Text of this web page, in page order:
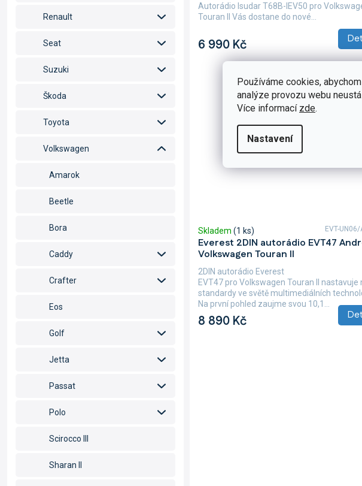
Používáme cookies,
analýze provozu webu
Více informací zde.
Nastavení
Renault
Seat
Suzuki
Škoda
Toyota
Volkswagen
Amarok
Beetle
Bora
Caddy
Crafter
Eos
Golf
Jetta
Passat
Polo
Scirocco III
Sharan II
6 990 Kč
Autorádio Isudar T68B-IEV50 pro
Touran II Vás dostane do nové...
Everest 2DIN autorádio EVT47
Volkswagen Touran II
Skladem (1 ks)
8 890 Kč
2DIN autorádio Everest
EVT47 pro Volkswagen Touran II nastavuje
standardy ve světě multimediálních
Na první pohled zaujme svou 10,1...
EVT-